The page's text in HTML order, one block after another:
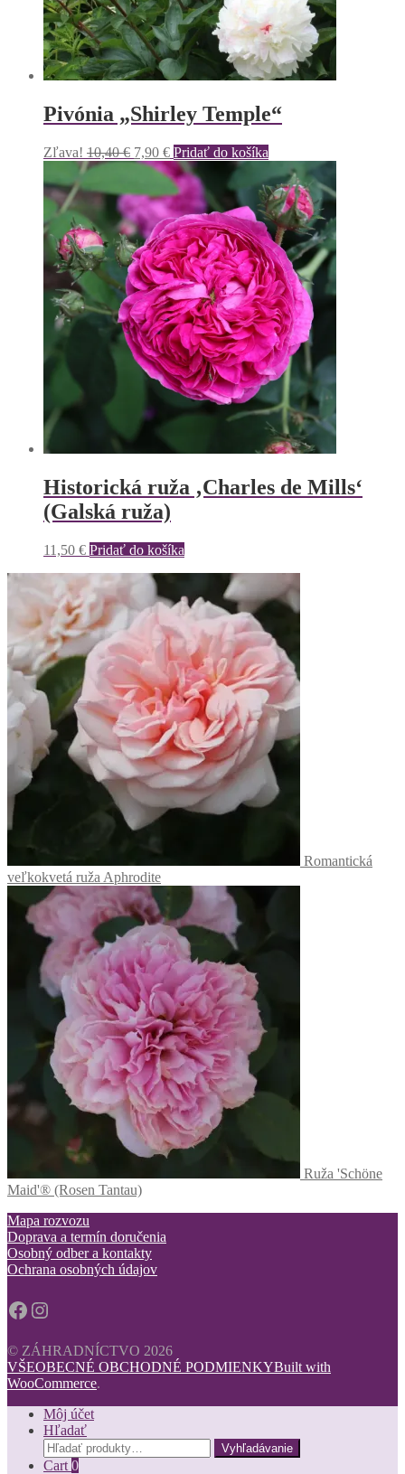
Pivónia „Shirley Temple“
Zľava! 10,40€ Pôvodná
cena
10,40 €.
7,90 €Aktuálna
cena
je:
7,90 €.
Pridať do košíka
Historická ruža ‚Charles de Mills‘
(Galská ruža)
11,50 € Pridať do košíka
Romantická
veľkokvetá ruža Aphrodite
Ruža 'Schöne
Maid'® (Rosen Tantau)
Mapa rozvozu
Doprava a termín doručenia
Osobný odber a kontakty
Ochrana osobných údajov
Facebook
Instagram
© ZÁHRADNÍCTVO 2026
VŠEOBECNÉ OBCHODNÉ PODMIENKYBuilt with
WooCommerce.
Môj účet
Hľadať
Hľadať:
Vyhľadávanie
Cart 0